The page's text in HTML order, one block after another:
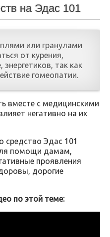
на Эдас 101
или гранулами
от курения,
энергетиков, так как
гомеопатии.
вместе с медицинскими
негативно на их
средство Эдас 101
помощи дамам,
проявления
дорогие
по этой теме: